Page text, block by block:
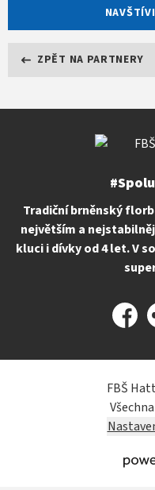
ZPĚT NA PARTNERY
Tradiční brněnský
největším a
kluci i dívky od 4 let. V
FBŠ